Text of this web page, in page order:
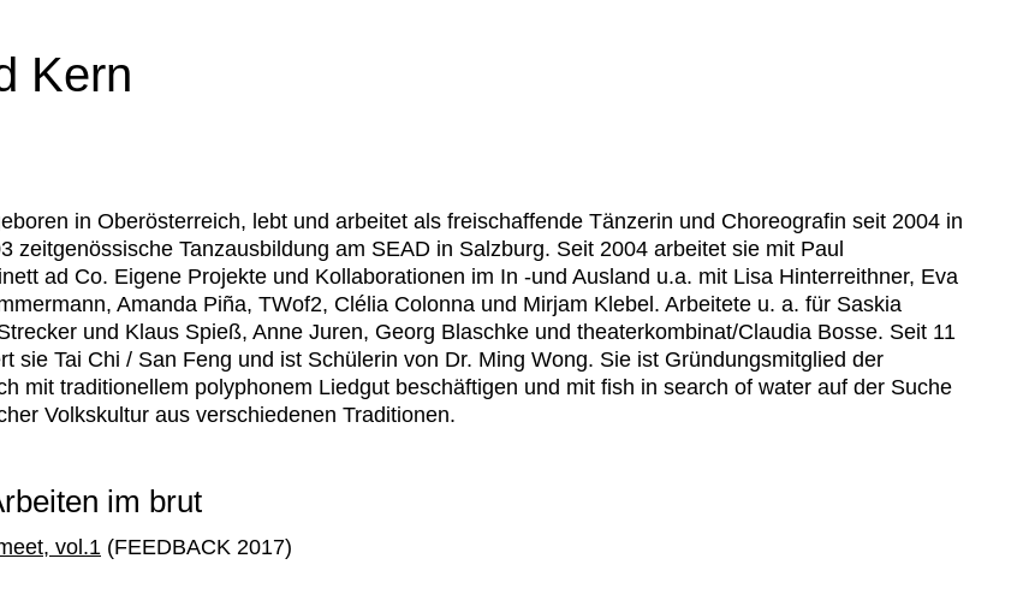
Kern
in Oberösterreich, lebt und arbeitet als freischaffende Tänzerin und Choreografin seit 2004 in
zeitgenössische Tanzausbildung am SEAD in Salzburg. Seit 2004 arbeitet sie mit Paul
ad Co. Eigene Projekte und Kollaborationen im In -und Ausland u.a. mit Lisa Hinterreithner, Eva
Amanda Piña, TWof2, Clélia Colonna und Mirjam Klebel. Arbeitete u. a. für Saskia
und Klaus Spieß, Anne Juren, Georg Blaschke und theaterkombinat/Claudia Bosse. Seit 11
sie Tai Chi / San Feng und ist Schülerin von Dr. Ming Wong. Sie ist Gründungsmitglied der
mit traditionellem polyphonem Liedgut beschäftigen und mit fish in search of water auf der Suche
Volkskultur aus verschiedenen Traditionen.
im brut
vol.1 (FEEDBACK 2017)